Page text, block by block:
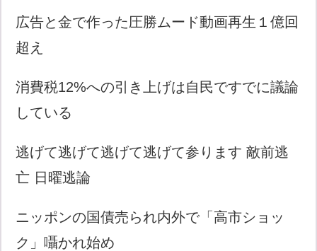
広告と金で作った圧勝ムード動画再生１億回
超え
消費税12%への引き上げは自民ですでに議論
している
逃げて逃げて逃げて逃げて参ります 敵前逃
亡 日曜逃論
ニッポンの国債売られ内外で「高市ショッ
ク」囁かれ始め